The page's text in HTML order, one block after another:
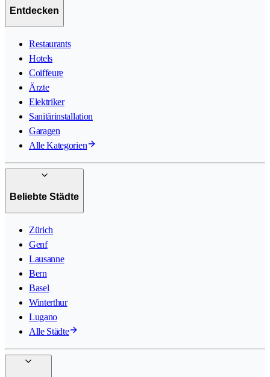
Entdecken
Restaurants
Hotels
Coiffeure
Ärzte
Elektriker
Sanitärinstallation
Garagen
Alle Kategorien
Beliebte Städte
Zürich
Genf
Lausanne
Bern
Basel
Winterthur
Lugano
Alle Städte